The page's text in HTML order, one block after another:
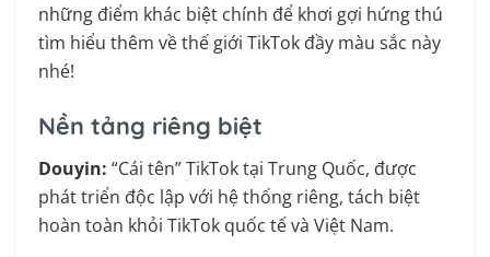
những điểm khác biệt chính để khơi gợi hứng thú
tìm hiểu thêm về thế giới TikTok đầy màu sắc này
nhé!
Nền tảng riêng biệt
Douyin: “Cái tên” TikTok tại Trung Quốc, được
phát triển độc lập với hệ thống riêng, tách biệt
hoàn toàn khỏi TikTok quốc tế và Việt Nam.